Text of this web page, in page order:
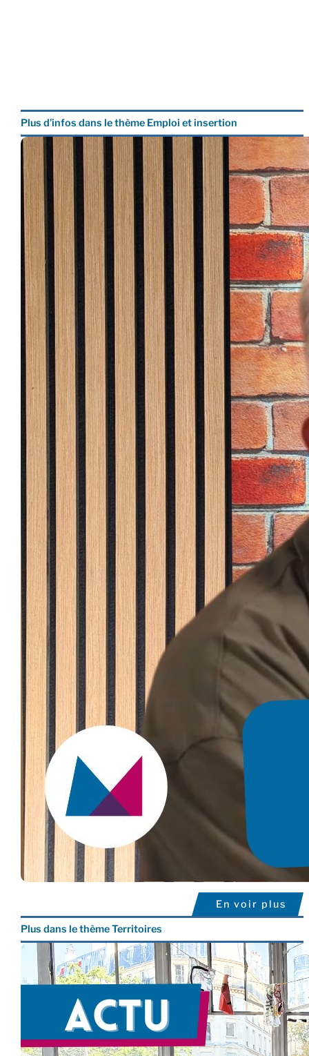
Plus d’infos dans le thème Emploi et insertion
En voir plus
Plus dans le thème Territoires